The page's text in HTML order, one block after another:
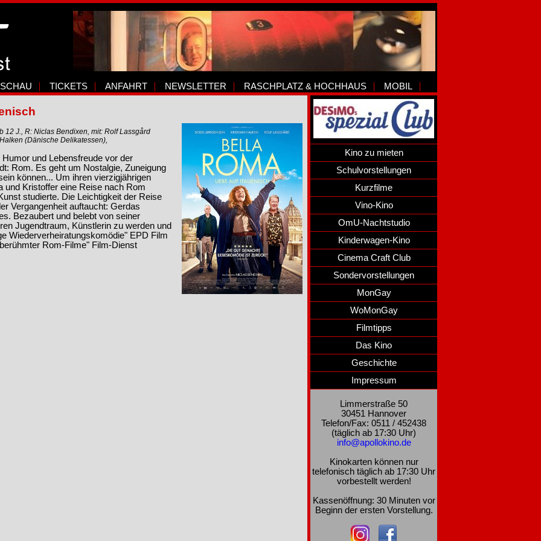
TICKETS ANFAHRT NEWSLETTER RASCHPLATZ & HOCHHAUS MOBIL
Kino zu mieten
Schulvorstellungen
Kurzfilme
Vino-Kino
OmU-Nachtstudio
Kinderwagen-Kino
Cinema Craft Club
Sondervorstellungen
MonGay
WoMonGay
Filmtipps
Das Kino
Geschichte
Impressum
Limmerstraße 50
30451 Hannover
Telefon/Fax: 0511 / 452438
(täglich ab 17:30 Uhr)
info@apollokino.de
Kinokarten können nur
telefonisch täglich ab 17:30 Uhr
vorbestellt werden!
Kassenöffnung: 30 Minuten vor
Beginn der ersten Vorstellung.
12 J., R: Niclas Bendixen, mit: Rolf Lassgård
(Dänische Delikatessen),
und Lebensfreude vor der
Rom. Es geht um Nostalgie, Zuneigung
können... Um ihren vierzigjährigen
und Kristoffer eine Reise nach Rom
studierte. Die Leichtigkeit der Reise
Vergangenheit auftaucht: Gerdas
Bezaubert und belebt von seiner
Jugendtraum, Künstlerin zu werden und
Wiederverheiratungs­komödie" EPD Film
Rom-Filme" Film-Dienst